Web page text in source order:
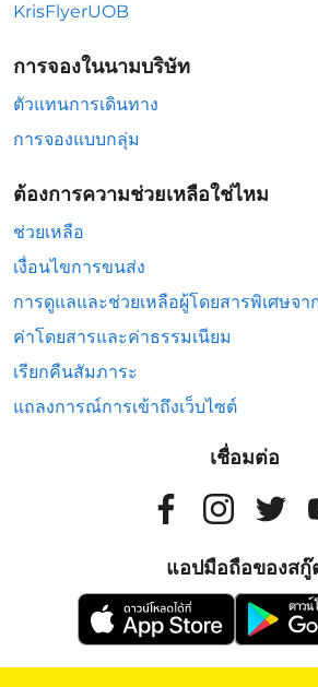
KrisFlyerUOB
การจองในนามบริษัท
ตัวแทนการเดินทาง
การจองแบบกลุ่ม
ต้องการความช่วยเหลือใช่ไหม
ช่วยเหลือ
เงื่อนไขการขนส่ง
การดูแลและช่วยเหลือผู้โดยสารพิเศษจา
ค่าโดยสารและค่าธรรมเนียม
เรียกคืนสัมภาระ
แถลงการณ์การเข้าถึงเว็บไซต์
เชื่อมต่อ
แอปมือถือของสกู๊